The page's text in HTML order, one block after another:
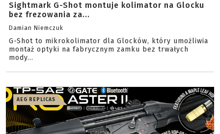
Sightmark G-Shot montuje kolimator na Glocku
bez frezowania za...
Damian Niemczuk
G-Shot to mikrokolimator dla Glocków, który umożliwia
montaż optyki na fabrycznym zamku bez trwałych
mody...
AEG REPLICAS